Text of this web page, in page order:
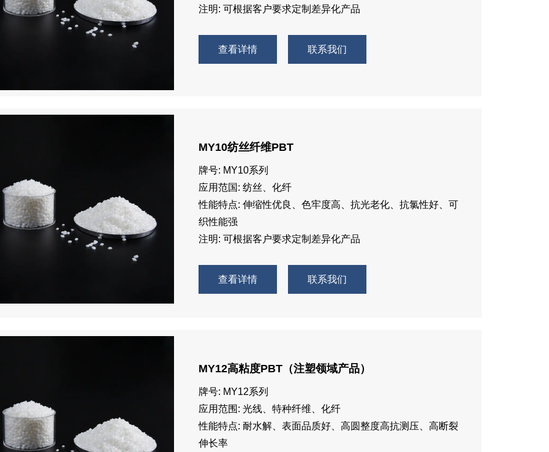
注明: 可根据客户要求定制差异化产品
查看详情 联系我们
MY10纺丝纤维PBT
牌号: MY10系列
应用范国: 纺丝、化纤
性能特点: 伸缩性优良、色牢度高、抗光老化、抗氯性好、可
织性能强
注明: 可根据客户要求定制差异化产品
查看详情 联系我们
MY12高粘度PBT（注塑领域产品）
牌号: MY12系列
应用范围: 光线、特种纤维、化纤
性能特点: 耐水解、表面品质好、高圆整度高抗测压、高断裂
伸长率